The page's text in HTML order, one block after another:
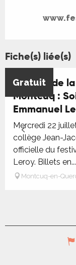
Fiche(s) liée(s)
Gratuit
Festival de
Montcuq :
Emmanuel
Mercredi 22
collège Jean-
officielle du
Leroy. Billets en...
Montcuq-en-